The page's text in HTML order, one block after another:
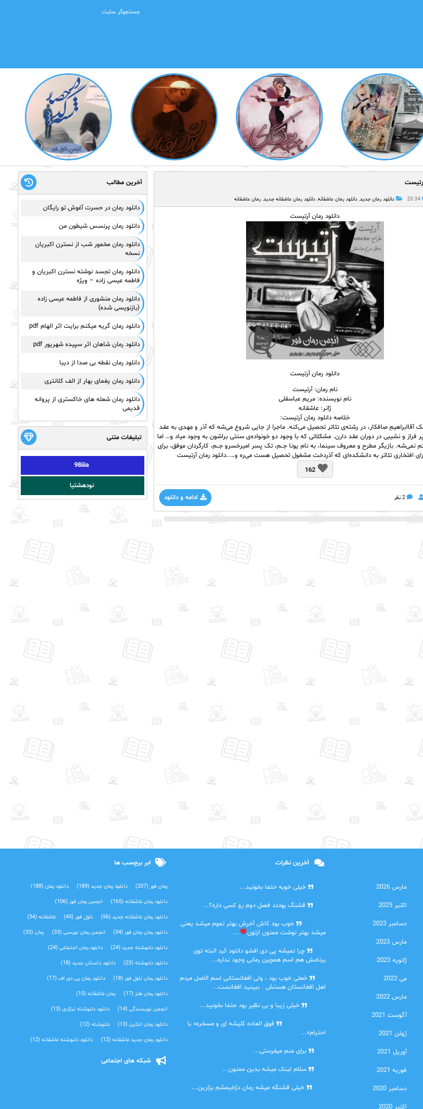
20:34 دانلود رمان جدید, دانلود رمان عاشقانه, دانلود رمان عاشقانه جدید, رمان عاشقانه
دانلود رمان آرتیست
دانلود رمان آرتیست
نام رمان: آرتیست
نام نویسنده: مریم عباسقلی
ژانر: عاشقانه
خلاصه دانلود رمان آرتیست:
آقاابراهیمِ صافکار، در رشته‌ی تئاتر تحصیل می‌کنه. ماجرا از جایی شروع می‌شه که آذر و مِهدی به عقد
فراز و نشیبی در دوران عقد دارن. مشکلاتی که با وجود دو خونواده‌ی سنتی براشون به وجود میاد و… اما
نمی‌شه. بازیگر مطرح و معروف سینما، به نام یونا جــم، تک پسر امیرخسرو جــم، کارگردان موفق، برای
افتخاری تئاتر به دانشکده‌‌ای که آذردخت مشغول تحصیل هست می‌ره و…..دانلود رمان آرتیست
162
ادامه و دانلود 2 نظر
آخرین مطالب
دانلود رمان در حسرت آغوش تو رایگان
دانلود رمان پرنسس شیطون من
دانلود رمان مخمور شب از نسترن اکبریان
نسخه
دانلود رمان تجسد نوشته نسترن اکبریان و
فاطمه عیسی زاده – ویژه
دانلود رمان منشوری از فاطمه عیسی زاده
(بازنویسی شده)
دانلود رمان گریه میکنم برایت اثر الهام pdf
دانلود رمان شاهان اثر سپیده شهریور pdf
دانلود رمان نقطه بی صدا از دیبا
دانلود رمان یغمای بهار از الف کلانتری
دانلود رمان شعله های خاکستری از پروانه
قدیمی
تبلیغات متنی
98iiia
نودهشتیا
مارس 2026
اکتبر 2025
دسامبر 2023
مارس 2023
ژانویه 2023
می 2022
مارس 2022
آگوست 2021
ژوئن 2021
آوریل 2021
فوریه 2021
دسامبر 2020
اکتبر 2020
آخرین نظرات
خیلی خوبه حتما بخونید...
قشنگ بوددد فصل دوم رو کسی داره؟...
خوب بود کاش آخرش بهتر تموم میشد یعنی
میشد بهتر نوشت ممنون ازتون
...
چرا نمیشه پی دی افشو دانلود کرد البته توی
برنامش هم اسم همچین رمانی وجود نداره...
خعلی خوب بود ، ولی افغانستانی اسم الاصل مردم
اهل افغانستان هستش . ببینید افغانست...
خیلی زیبا و بی نظیر بود حتما بخونید...
فوق العاده کلیشه ای و مسخره« با
احترام»...
برای منم میفرستی...
سلام لینک میشه بدین ممنون...
خیلی قشنگه میشه رمان دژخیمشم بزارین...
ابر برچسب ها
رمان فور (207) دانلود رمان جدید (189) دانلود رمان (188)
دانلود رمان عاشقانه (165) انجمن رمان فور (106)
دانلود رمان عاشقانه جدید (56) ناول فور (45) عاشقانه (34)
دانلود رمان رمان فور (34) انجمن رمان نویسی (33) رمان (33)
دانلود دلنوشته جدید (24) دانلود رمان اجتماعی‌ (24)
دانلود دلنوشته (23) دانلود داستان جدید (18)
دانلود رمان ناول فور (18) دانلود رمان پی دی اف (17)
دانلود رمان طنز (17) رمان عاشقانه (15)
انجمن نویسندگی (14) دانلود دلنوشته تراژدی‌ (13)
دانلود رمان انلاین (13) دلنوشته (12)
دانلود رمان جدید عاشقانه (12) دانلود دلنوشته عاشقانه (12)
شبکه های اجتماعی